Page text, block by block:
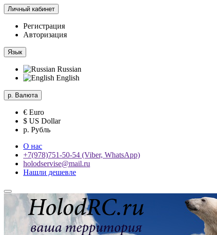
Личный кабинет
Регистрация
Авторизация
Язык
Russian
English
р. Валюта
€ Euro
$ US Dollar
р. Рубль
О нас
+7(978)751-50-54 (Viber, WhatsApp)
holodservise@mail.ru
Нашли дешевле